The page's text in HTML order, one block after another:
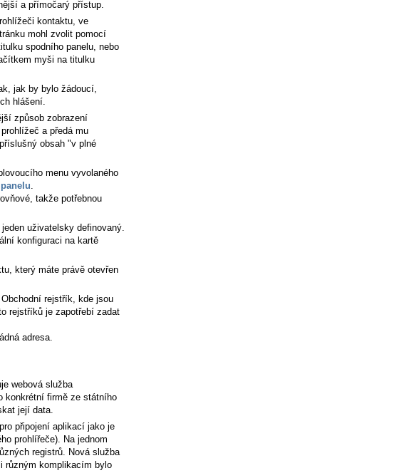
a přímočarý přístup.
kontaktu, ve
mohl zvolit pomocí
spodního panelu, nebo
myši na titulku
jak by bylo žádoucí,
hlášení.
způsob zobrazení
a předá mu
obsah "v plné
menu vyvolaného
takže potřebnou
uživatelsky definovaný.
konfiguraci na kartě
který máte právě otevřen
rejstřík, kde jsou
rejstříků je zapotřebí zadat
adresa.
webová služba
konkrétní firmě ze státního
její data.
připojení aplikací jako je
prohlířeče). Na jednom
registrů. Nová služba
různým komplikacím bylo